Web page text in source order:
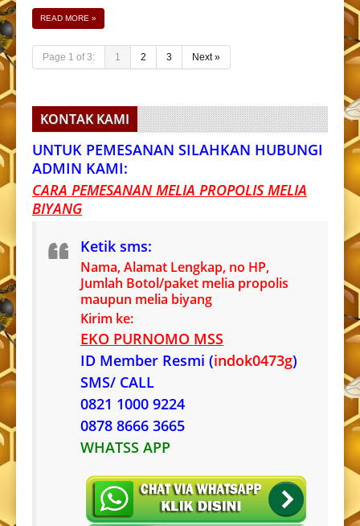
READ MORE »
Page 1 of 3: 1 2 3 Next »
KONTAK KAMI
UNTUK PEMESANAN SILAHKAN HUBUNGI
ADMIN KAMI:
CARA PEMESANAN MELIA PROPOLIS MELIA
BIYANG
Ketik sms:
Nama, Alamat Lengkap, no HP,
Jumlah Botol/paket melia propolis
maupun melia biyang
Kirim ke:
EKO PURNOMO MSS
ID Member Resmi (indok0473g)
SMS/ CALL
0821 1000 9224
0878 8666 3665
WHATSS APP